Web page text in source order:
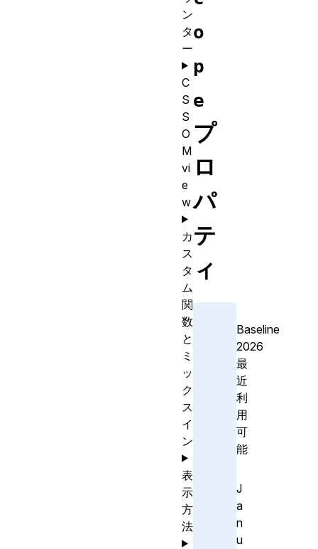
o
p
e
プ
ロ
パ
テ
ィ
Baseline
2026
最
近
利
用
可
能
J
a
n
u
ン
タ
ー
C
S
S
O
M
vi
e
w
カ
ス
タ
ム
関
数
と
ミ
ッ
ク
ス
イ
ン
表
示
方
法